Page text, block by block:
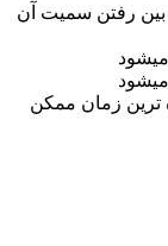
بین رفتن سمیت آن
ترین زمان ممکن